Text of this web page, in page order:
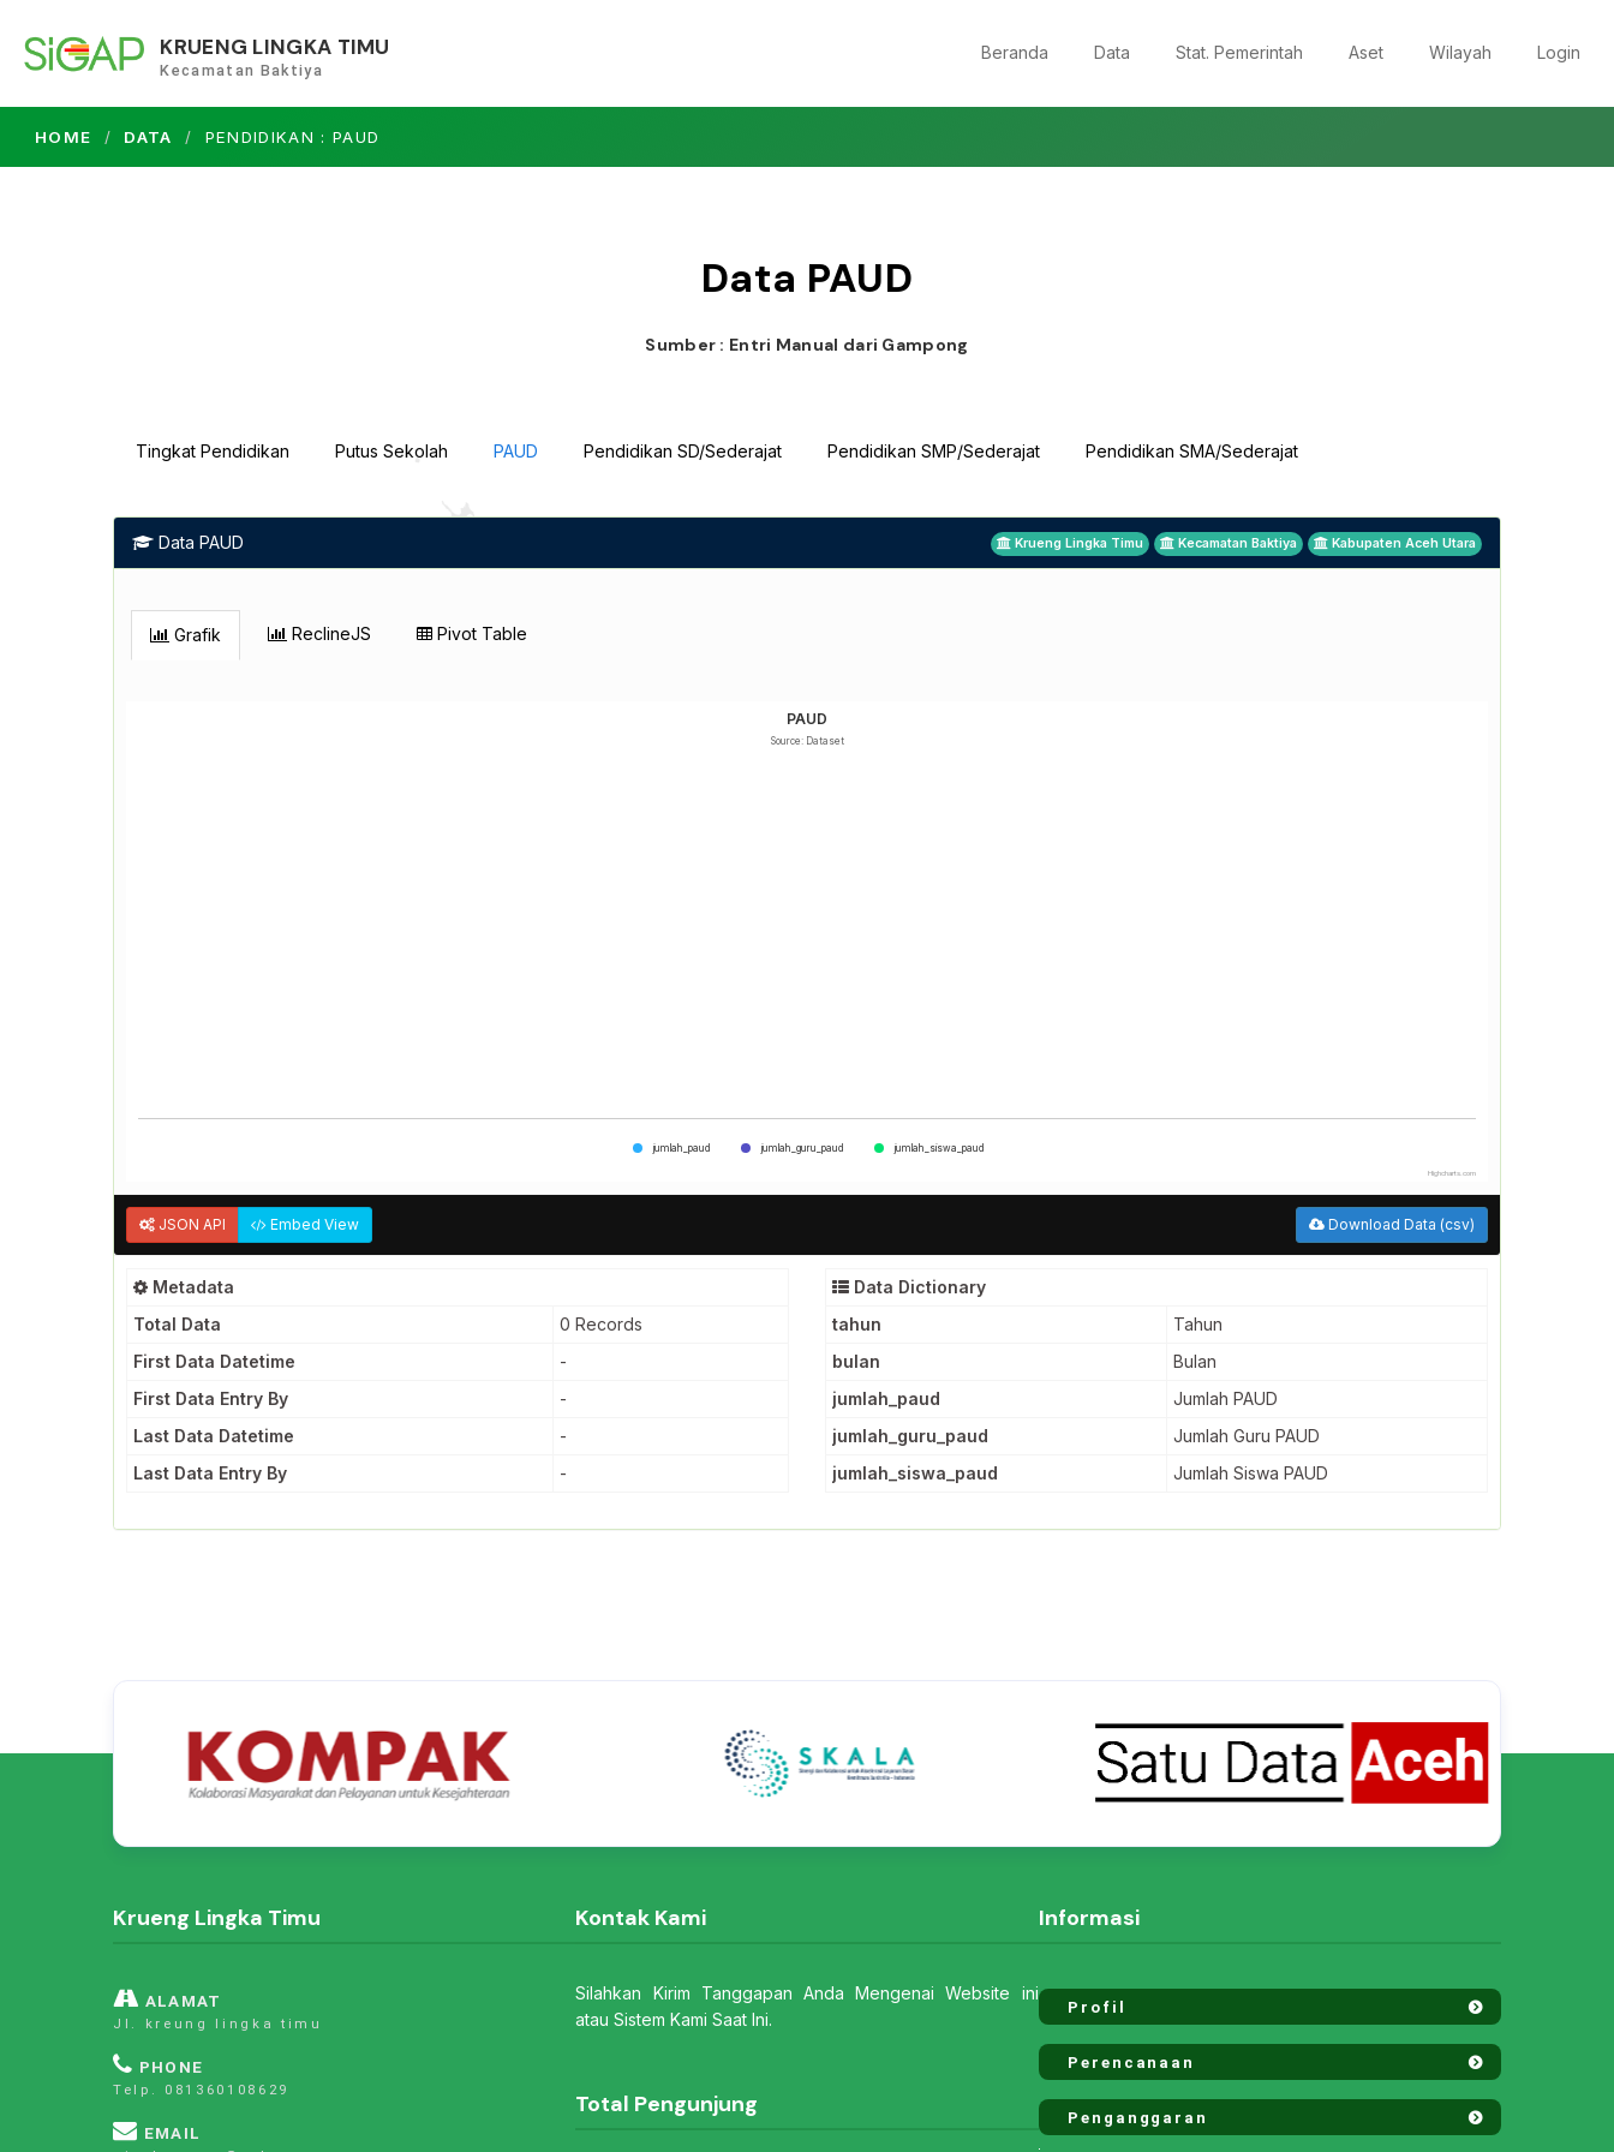
KRUENG LINGKA TIMU
Kecamatan Baktiya
Beranda Data Stat. Pemerintah Aset Wilayah Login
HOME DATA PENDIDIKAN : PAUD
Data PAUD
Sumber : Entri Manual dari Gampong
Tingkat Pendidikan Putus Sekolah PAUD Pendidikan SD/Sederajat Pendidikan SMP/Sederajat Pendidikan SMA/Sederajat
Data PAUD Krueng Lingka Timu Kecamatan Baktiya Kabupaten Aceh Utara
Grafik ReclineJS Pivot Table
PAUD
Source: Dataset
jumlah_paud jumlah_guru_paud jumlah_siswa_paud
Highcharts.com
JSON API Embed View Download Data (csv)
Metadata
Total Data
0 Records
First Data Datetime
-
First Data Entry By
-
Last Data Datetime
-
Last Data Entry By
-
Data Dictionary
tahun
Tahun
bulan
Bulan
jumlah_paud
Jumlah PAUD
jumlah_guru_paud
Jumlah Guru PAUD
jumlah_siswa_paud
Jumlah Siswa PAUD
Krueng Lingka Timu
ALAMAT
Jl. kreung lingka timu
PHONE
Telp. 081360108629
EMAIL
Kontak Kami
Silahkan Kirim Tanggapan Anda Mengenai Website ini
atau Sistem Kami Saat Ini.
Total Pengunjung
Informasi
Profil
Perencanaan
Penganggaran